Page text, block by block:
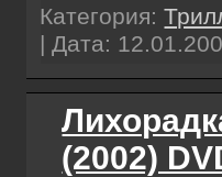
Категория:
| Дата:
(2002)